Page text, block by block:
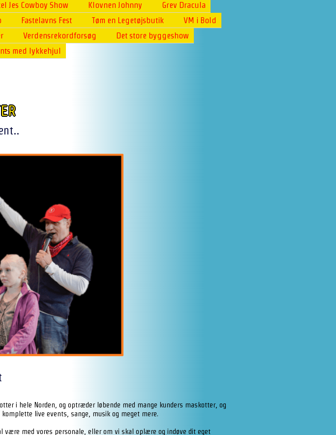
Jes Cowboy Show Klovnen Johnny
Grev Dracula
Fastelavns Fest Tøm en Legetøjsbutik
VM i Bold
Verdensrekordforsøg
Det store byggeshow
med lykkehjul
i hele Norden, og optræder løbende med mange kunders maskotter, og
live events, sange, musik og meget mere.
med vores personale, eller om vi skal oplære og indøve dit eget